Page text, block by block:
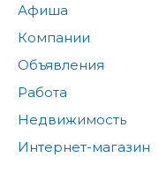
Афиша
Компании
Объявления
Работа
Недвижимость
Интернет-магазин